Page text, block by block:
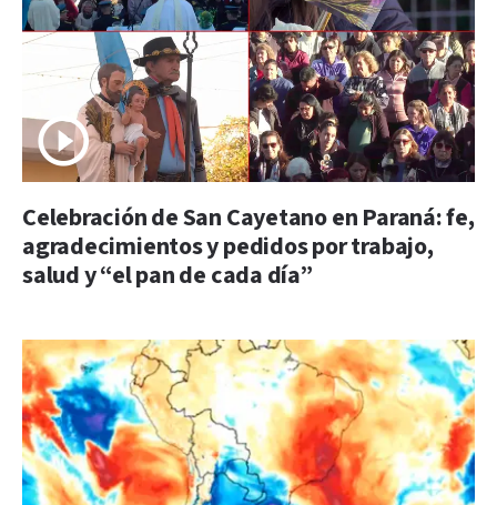
Celebración de San Cayetano en Paraná: fe,
agradecimientos y pedidos por trabajo,
salud y “el pan de cada día”